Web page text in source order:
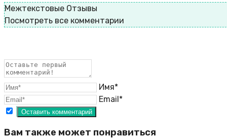
Межтекстовые Отзывы
Посмотреть все комментарии
Имя*
Email*
Вам также может понравиться